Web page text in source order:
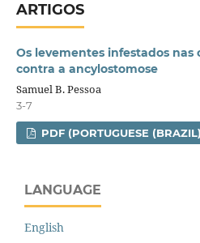
ARTIGOS
Os levementes infestados
contra a ancylostomose
Samuel B. Pessoa
3-7
PDF (PORTUGUESE
LANGUAGE
English